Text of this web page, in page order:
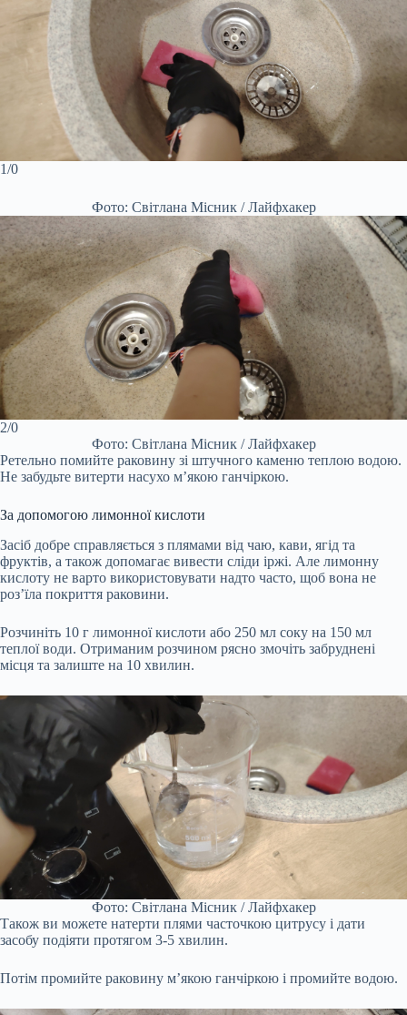
1/0
Фото: Світлана Місник / Лайфхакер
2/0
Фото: Світлана Місник / Лайфхакер
Ретельно помийте раковину зі штучного каменю теплою водою.
Не забудьте витерти насухо м’якою ганчіркою.
За допомогою лимонної кислоти
Засіб добре справляється з плямами від чаю, кави, ягід та
фруктів, а також допомагає вивести сліди іржі. Але лимонну
кислоту не варто використовувати надто часто, щоб вона не
роз’їла покриття раковини.
Розчиніть 10 г лимонної кислоти або 250 мл соку на 150 мл
теплої води. Отриманим розчином рясно змочіть забруднені
місця та залиште на 10 хвилин.
Фото: Світлана Місник / Лайфхакер
Також ви можете натерти плями часточкою цитрусу і дати
засобу подіяти протягом 3-5 хвилин.
Потім промийте раковину м’якою ганчіркою і промийте водою.